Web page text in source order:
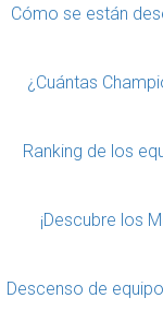
Cómo se están
¿Cuántas
Ranking de los
¡Descubre los
Descenso de